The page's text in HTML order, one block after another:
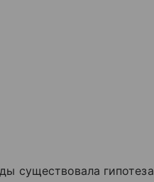
существовала гипотеза